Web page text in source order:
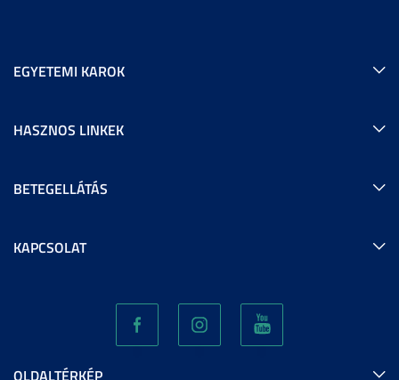
EGYETEMI KAROK
HASZNOS LINKEK
BETEGELLÁTÁS
KAPCSOLAT
OLDALTÉRKÉP